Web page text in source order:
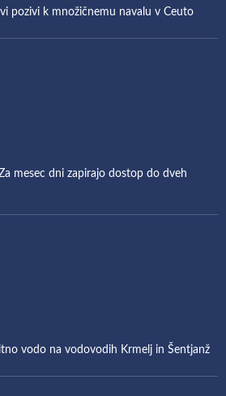
pozivi k množičnemu navalu v Ceuto
mesec dni zapirajo dostop do dveh
vodo na vodovodih Krmelj in Šentjanž